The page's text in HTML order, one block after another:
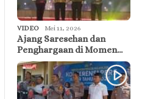
VIDEO Mei 11, 2026
Ajang Saresehan dan
Penghargaan di Momen…